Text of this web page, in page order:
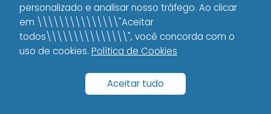
está online é confiável.
Valorize seu trabalho:Se alguém
tenta te convencer a oferecer seus
do mercado, cuide-se.
Respeite seu conhecimento e exija o
personalizado e analisar nosso tráfego. Ao clicar
em \\\\\\\\\\\\\\\"Aceitar
todos\\\\\\\\\\\\\\\", você concorda com o
uso de cookies. Política de Cookies
Aceitar tudo